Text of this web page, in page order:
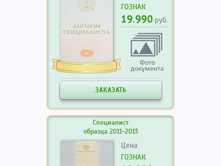
ГОЗНАК
19.990 руб.
Фото
документа
ЗАКАЗАТЬ
Специалист
образца 2011-2013
Цена:
ГОЗНАК